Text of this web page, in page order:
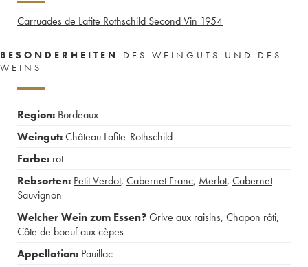
Carruades de Lafite Rothschild Second Vin 1954
BESONDERHEITEN
DES WEINGUTS UND DES
WEINS
Region: Bordeaux
Weingut:Château Lafite-Rothschild
Farbe: rot
Rebsorten: Petit Verdot, Cabernet Franc, Merlot, Cabernet
Sauvignon
Welcher Wein zum Essen?Grive aux raisins, Chapon rôti,
Côte de boeuf aux cèpes
Appellation: Pauillac